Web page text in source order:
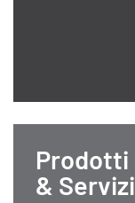
Prodotti
& Servizi